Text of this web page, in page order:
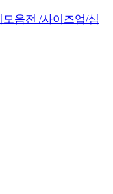
모음전 /사이즈업/심